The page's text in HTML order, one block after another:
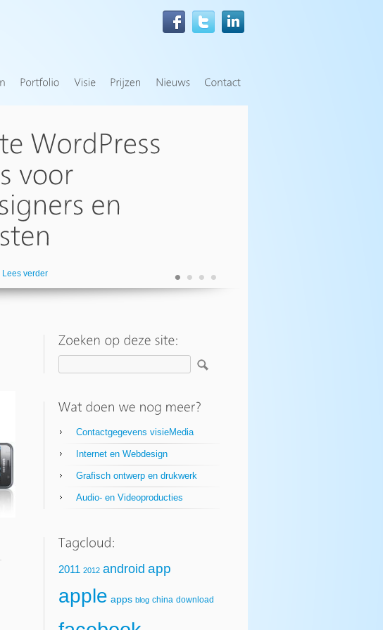
Lees verder • • • •
Contactgegevens visieMedia
Internet en Webdesign
Grafisch ontwerp en drukwerk
Audio- en Videoproducties
2011 2012 android app
apple apps blog china download